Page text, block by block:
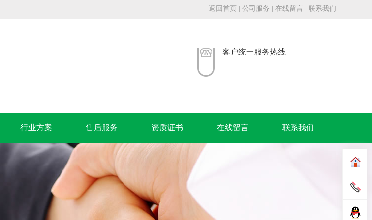
返回首页 公司服务 在线留言 联系我们
客户统一服务热线
行业方案 售后服务 资质证书 在线留言 联系我们